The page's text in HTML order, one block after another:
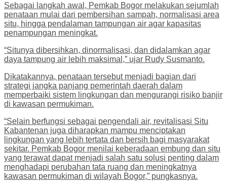
Sebagai langkah awal, Pemkab Bogor melakukan sejumlah
penataan mulai dari pembersihan sampah, normalisasi area
situ, hingga pendalaman tampungan air agar kapasitas
penampungan meningkat.
“Situnya dibersihkan, dinormalisasi, dan didalamkan agar
daya tampung air lebih maksimal,” ujar Rudy Susmanto.
Dikatakannya, penataan tersebut menjadi bagian dari
strategi jangka panjang pemerintah daerah dalam
memperbaiki sistem lingkungan dan mengurangi risiko banjir
di kawasan permukiman.
“Selain berfungsi sebagai pengendali air, revitalisasi Situ
Kabantenan juga diharapkan mampu menciptakan
lingkungan yang lebih tertata dan bersih bagi masyarakat
sekitar. Pemkab Bogor menilai keberadaan embung dan situ
yang terawat dapat menjadi salah satu solusi penting dalam
menghadapi perubahan tata ruang dan meningkatnya
kawasan permukiman di wilayah Bogor,” pungkasnya.